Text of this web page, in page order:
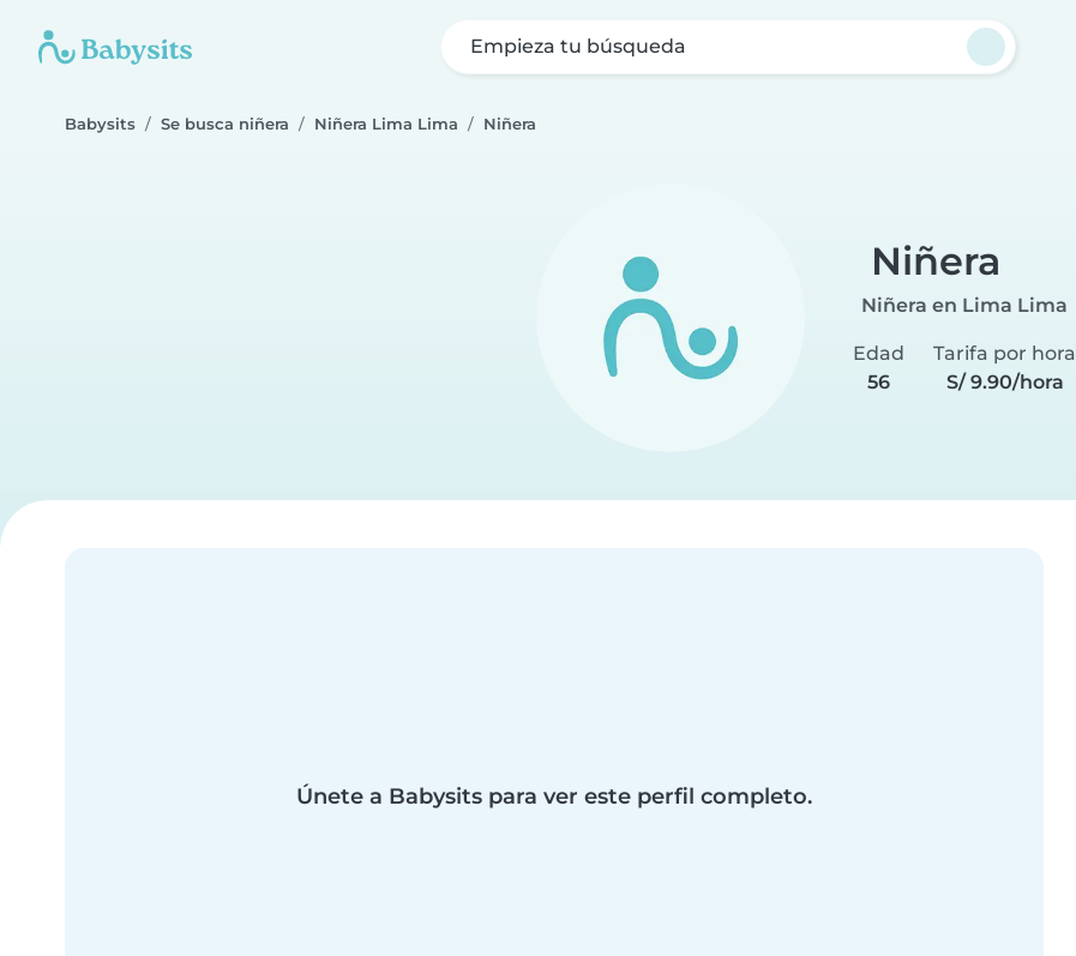
Empieza tu búsqueda
Babysits Se busca niñera Niñera Lima Lima Niñera
Niñera
Niñera en Lima Lima
Edad
56
Tarifa por hora
S/ 9.90/hora
Únete a Babysits para ver este perfil completo.